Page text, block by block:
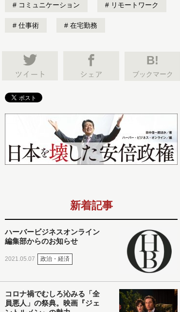
コミュニケーション リモートワーク
仕事術 在宅勤務
B!
ブックマーク
新着記事
ハーバービジネスオンライン
編集部からのお知らせ
2021.05.07 政治・経済
コロナ禍でむしろ沁みる「全
員悪人」の祭典。映画『ジェ